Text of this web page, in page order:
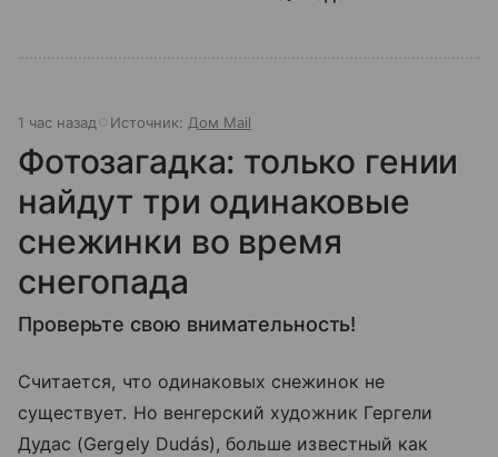
1 час назад Источник: Дом Mail
Фотозагадка: только гении
найдут три одинаковые
снежинки во время
снегопада
Проверьте свою внимательность!
Считается, что одинаковых снежинок не
существует. Но венгерский художник Гергели
Дудас (Gergely Dudás), больше известный как